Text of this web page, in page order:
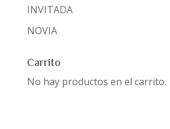
INVITADA
NOVIA
Carrito
No hay productos en el carrito.